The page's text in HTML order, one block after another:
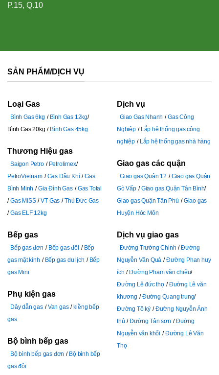
P.15, Q.10
SẢN PHẨM/DỊCH VỤ
Loại Gas
Bình Gas 6kg
Bình Gas 12kg
Bình Gas 20kg
Bình Gas 45kg
Thương Hiệu gas
Saigon Petro
Petrolimex
PetroVietnam
Gas Dầu Khí
Gas
Bình Minh
Gia Đình Gas
Gas Total
Gas MISS
VT Gas
Thủ Đức Gas
Gas ELF 12kg
Bếp gas
Bếp gas đơn Bếp gas đôi
Bếp
gas mặt kính
Bếp gas du lịch
Bếp
gas Mini
Phụ kiện gas
Dây dẫn gas Van gas
kiềng bếp
gas
Bộ bình bếp gas
Bộ bình bếp gas đơn
Bộ bình bếp
gas đôi
Dịch vụ
Giao Gas Nhanh
Gas Công
Nghiệp
Lắp hệ thống gas công
nghiệp
Lắp hệ thống gas nhà hàng
Giao gas các quận
Giao gas Quận 12
Giao gas Quận
Gò Vấp
Giao gas Quận Tân Bình
Giao gas Quận Tân Phú
Giao gas
Huyện Hóc Môn
Dịch vụ giao gas
Đường Trường Chinh
Đường
Nguyễn Văn Quá
Đường Phan huy
ích
Đường Pham văn chiêu
Đường Lê đức thọ
Đường Lê văn
khương
Đường Quang trung
Đường Tô ký
Đường Nguyễn Ảnh
thủ
Đường Tân sơn
Đường
Nguyễn văn khối
Đường Lê Văn
Thọ